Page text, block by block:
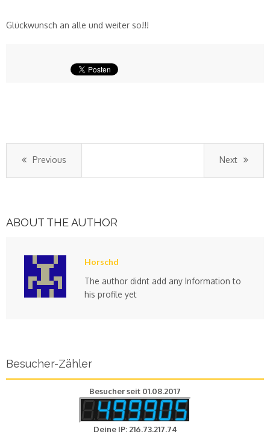
Glückwunsch an alle und weiter so!!!
Previous Next
ABOUT THE AUTHOR
Horschd
The author didnt add any Information to
his profile yet
Besucher-Zähler
Besucher seit 01.08.2017
Deine IP: 216.73.217.74